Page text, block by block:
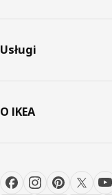
Usługi
O IKEA